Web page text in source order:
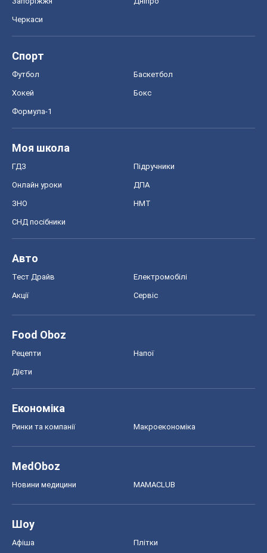
Черкаси
Спорт
Футбол Баскетбол
Хокей Бокс
Формула-1
Моя школа
ГДЗ Підручники
Онлайн уроки ДПА
ЗНО НМТ
СНД посібники
Авто
Тест Драйв Електромобілі
Акції Сервіс
Food Oboz
Рецепти Напої
Дієти
Економіка
Ринки та компанії Макроекономіка
MedOboz
Новини медицини MAMACLUB
Шоу
Афіша Плітки